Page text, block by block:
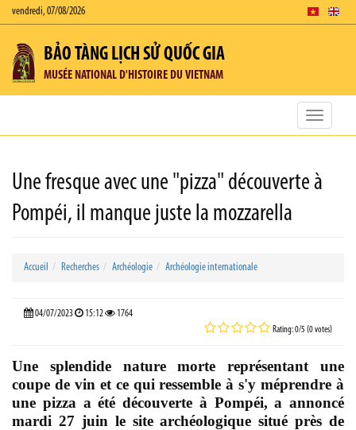
vendredi, 07/08/2026
BẢO TÀNG LỊCH SỬ QUỐC GIA
MUSÉE NATIONAL D'HISTOIRE DU VIETNAM
Toggle
Une fresque avec une "pizza" découverte à
Pompéi, il manque juste la mozzarella
Accueil Recherches Archéologie Archéologie internationale
04/07/2023 15:12 1764
Rating: 0/5 (0 votes)
Une splendide nature morte représentant une
coupe de vin et ce qui ressemble à s'y méprendre à
une pizza a été découverte à Pompéi, a annoncé
mardi 27 juin le site archéologique situé près de